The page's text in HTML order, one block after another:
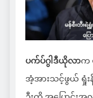
ပက်ပ်ဂွါဒီယိုလာက
အံ့အားသင့်ဖွယ် ရှုံး